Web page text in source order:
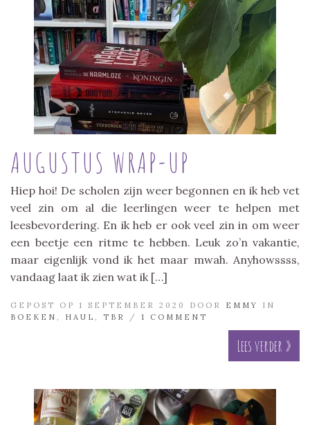
AUGUSTUS WRAP-UP
Hiep hoi! De scholen zijn weer begonnen en ik heb vet
veel zin om al die leerlingen weer te helpen met
leesbevordering. En ik heb er ook veel zin in om weer
een beetje een ritme te hebben. Leuk zo’n vakantie,
maar eigenlijk vond ik het maar mwah. Anyhowssss,
vandaag laat ik zien wat ik […]
GEPOST OP 1 SEPTEMBER 2020 DOOR EMMY
IN
BOEKEN
HAUL TBR / 1 COMMENT
Lees verder »